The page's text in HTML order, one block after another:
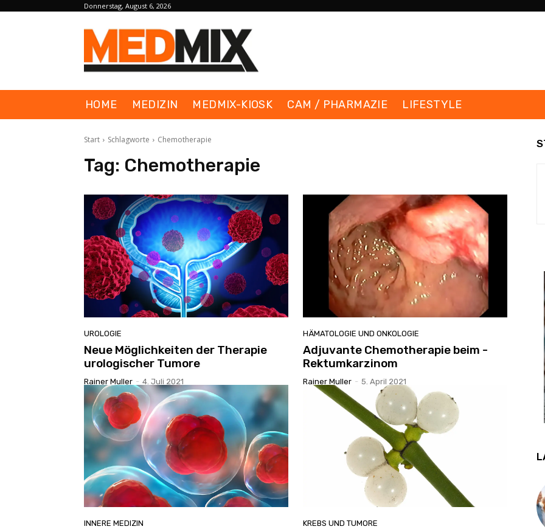
Donnerstag, August 6, 2026
HOME MEDIZIN MEDMIX-KIOSK CAM / PHARMAZIE LIFESTYLE
Start Schlagworte Chemotherapie
Tag: Chemotherapie
UROLOGIE
Neue Möglichkeiten der Therapie
urologischer Tumore
Rainer Muller - 4. Juli 2021
HÄMATOLOGIE UND ONKOLOGIE
Adjuvante Chemotherapie beim ­
Rektumkarzinom
Rainer Muller - 5. April 2021
INNERE MEDIZIN KREBS UND TUMORE